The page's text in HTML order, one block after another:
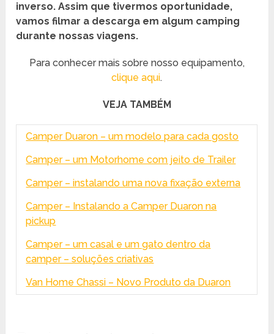
inverso. Assim que tivermos oportunidade,
vamos filmar a descarga em algum camping
durante nossas viagens.
Para conhecer mais sobre nosso equipamento,
clique aqui.
VEJA TAMBÉM
Camper Duaron – um modelo para cada gosto
Camper – um Motorhome com jeito de Trailer
Camper – instalando uma nova fixação externa
Camper – Instalando a Camper Duaron na
pickup
Camper – um casal e um gato dentro da
camper – soluções criativas
Van Home Chassi – Novo Produto da Duaron